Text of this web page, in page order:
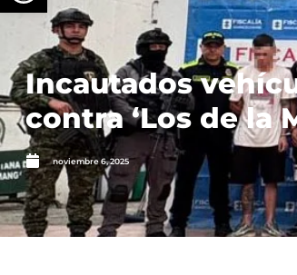
Incautados
contra ‘Los de la
noviembre 6, 2025